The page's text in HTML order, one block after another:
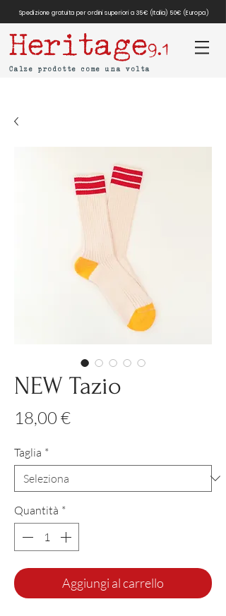
Spedizione gratuita per ordini superiori a 35€ (Italia) 50€ (Europa)
Heritage9.1
Calze prodotte come una volta
NEW Tazio
18,00 €Prezzo
Taglia *
Quantità *
Aggiungi al carrello